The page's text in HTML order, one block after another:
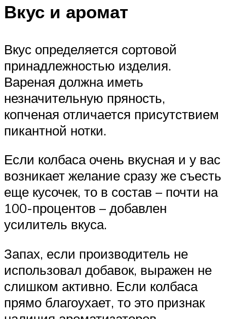
Вкус и аромат
Вкус определяется сортовой
принадлежностью изделия.
Вареная должна иметь
незначительную пряность,
копченая отличается присутствием
пикантной нотки.
Если колбаса очень вкусная и у вас
возникает желание сразу же съесть
еще кусочек, то в состав – почти на
100-процентов – добавлен
усилитель вкуса.
Запах, если производитель не
использовал добавок, выражен не
слишком активно. Если колбаса
прямо благоухает, то это признак